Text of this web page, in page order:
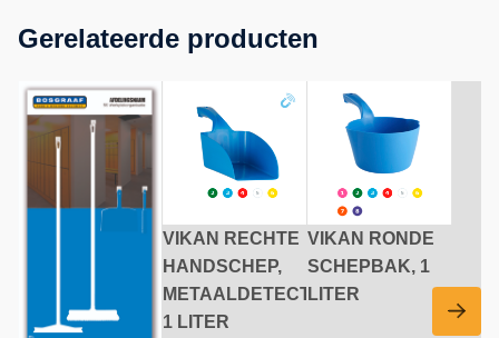
Gerelateerde producten
VIKAN RECHTE
HANDSCHEP,
METAALDETECTEERBAAR,
1 LITER
VIKAN RONDE
SCHEPBAK, 1
LITER